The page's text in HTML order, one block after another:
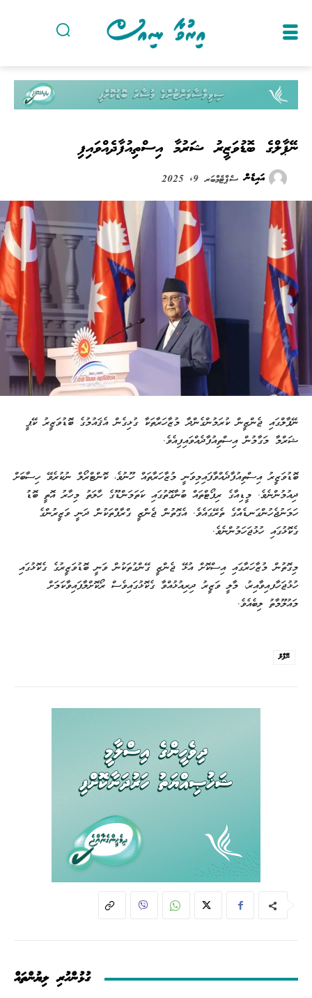
ނޭޕާލްގެ ބޮޑުވަޒީރު ޝަރުމާ އިސްތިއުފާދެއްވައިފި
އައިޑެން ސެޕްޓެމްބަރ 9, 2025
ނޭޕާލްގައި ޖެންޒީން ކުރަމުންގެންދާ މުޒާހަރާތަކާ ގުޅިގެން އެޤައުމުގެ ބޮޑުވަޒީރު ކޭޕީ
ޝަރްމާ މަގާމުން އިސްތިއުފާދެއްވައިފިއެވެ.
ބޮޑުވަޒީރު އިސްތިއުފާދެއްވާފައިމިވަނީ މުޒާހަރާތައް ހޫނުވެ، ކޮންޓްރޯލް ނުކުރެވޭ ހިސާބަށް
ދިއުމުންނެވެ. މީޑިއާގެ ރިޕޯޓްތައް ބުނާގޮތުގައި ކަތަމަންޑޫގެ ހާލަތު މިހާރު އޮތީ ބޮޑު
ހަމަނުޖެހުންގަނޑެއްގެ ތެރޭގައެވެ. އެގޮތުން ޖެންޒީ ގްރާޕްތަކުން ދަނީ ވަޒީރުންގެ
ގެކޮޅުގައި ހުޅުޖަހަމުންނެވެ.
މިގޮތުން މުޒާހަރާގައި އިސްކޮށް އުޅޭ ޖެންޒީ ގޭންގުތަކުން ވަނީ ބޮޑުވަޒީރުގެ ގެކޮޅުގައި
ހުޅުޖަހާފއިވާއިރު، މާލީ ވަޒީރު ދިރިއުޅުއްވާ ގެކޮޅުގައިވެސް ރޯކޮށްލާފައިވާކަމަށް
މައުލޫމާތު ލިބެއެވެ.
ނޭޕާލް
ގުޅުންހުރި ލިޔުންތައް